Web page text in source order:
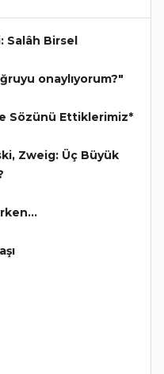
Salâh Birsel
onaylıyorum?"
Sözünü Ettiklerimiz*
Zweig: Üç Büyük